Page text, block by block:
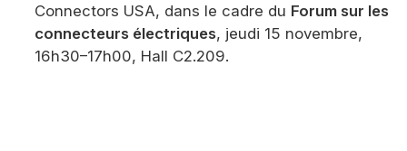
Connectors USA, dans le cadre du Forum sur les
connecteurs électriques, jeudi 15 novembre,
16h30–17h00, Hall C2.209.